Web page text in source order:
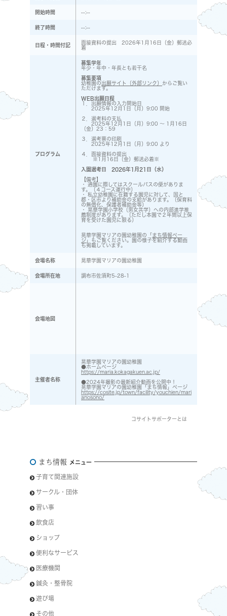
開始時間 --:--
終了時間 --:--
日程・時間付記
面接資料の提出 2026年1月16日（金）郵送必
着
プログラム
募集学年
年少・年中・年長とも若干名
募集要項
幼稚園の 出願サイト（外部リンク） からご覧い
ただけます。
WEB出願日程
１．出願情報の入力開始日
2025年12月1日（月）9:00 開始
２．選考料の支払
2025年12月1日（月）9:00 ～ 1月16日
（金）23：59
３．選考票の印刷
2025年12月1日（月）9:00 より
４．面接資料の提出
※1月16日（金）郵送必着※
入園選考日 2026年1月21日（水）
【備考】
・ 通園に際してはスクールバスの便がありま
す。（４コース運行中）
・ 私立幼稚園に在籍する園児に対して、国と
都・区市より補助金の支給があります。（保育料
の無償化、保護者補助金等）
・ 晃華学園小学校（男女共学）への内部進学推
薦制度があります。（ただし本園で２年間以上保
育を受けた園児に限る）
晃華学園マリアの園幼稚園の「 まち情報ペー
ジ 」もご覧ください。園の様子を紹介する動画
も掲載しています。
会場名称 晃華学園マリアの園幼稚園
会場所在地 調布市佐須町5-28-1
会場地図
主催者名称
晃華学園マリアの園幼稚園
●ホームページ
https://maria.kokagakuen.ac.jp/
●2024年撮影の最新紹介動画を公開中！
晃華学園マリアの園幼稚園「まち情報」ページ
https://cosite.jp/town/facility/youchien/mari
anosono/
コサイトサポーターとは
まち情報 メニュー
子育て関連施設
サークル・団体
習い事
飲食店
ショップ
便利なサービス
医療機関
鍼灸・整骨院
遊び場
その他